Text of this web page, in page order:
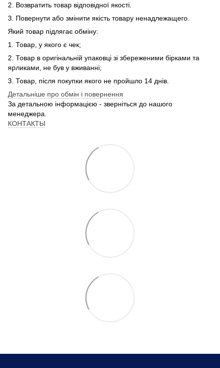
2. Возвратить товар відповідної якості.
3. Повернути або змінити якість товару ненадлежащего.
Який товар підлягає обміну:
1. Товар, у якого є чек;
2. Товар в оригінальній упаковці зі збереженими бірками та
ярликами, не був у вживанні;
3. Товар, після покупки якого не пройшло 14 днів.
Детальніше про обмін і повернення
За детальною інформацією - зверніться до нашого
менеджера.
КОНТАКТЫ